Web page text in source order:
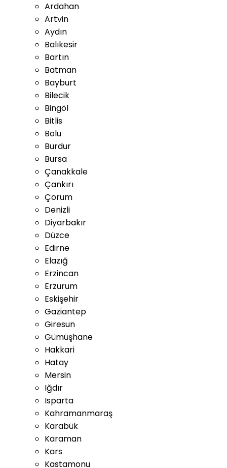
Ardahan
Artvin
Aydın
Balıkesir
Bartın
Batman
Bayburt
Bilecik
Bingöl
Bitlis
Bolu
Burdur
Bursa
Çanakkale
Çankırı
Çorum
Denizli
Diyarbakır
Düzce
Edirne
Elazığ
Erzincan
Erzurum
Eskişehir
Gaziantep
Giresun
Gümüşhane
Hakkari
Hatay
Mersin
Iğdır
Isparta
Kahramanmaraş
Karabük
Karaman
Kars
Kastamonu